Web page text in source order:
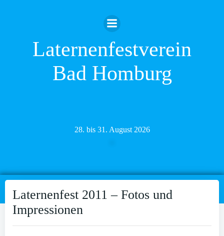
Inhalt
springen
Laternenfestverein
Bad Homburg
28. bis 31. August 2026
Laternenfest 2011 – Fotos und
Impressionen